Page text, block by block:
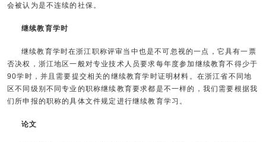
会被认为是不连续的社保。
继续教育学时
继续教育学时在浙江职称评审当中也是不可忽视的一点，它具有一票
否决权，浙江地区一般对专业技术人员要求每年度参加继续教育不得少于
90学时，并且需要提交相关的继续教育学时证明材料。在浙江省不同地
区不同级别不同专业的职称继续教育要求都是不一样的，我们需要根据我
们所申报的职称的具体文件规定进行继续教育学习。
论文